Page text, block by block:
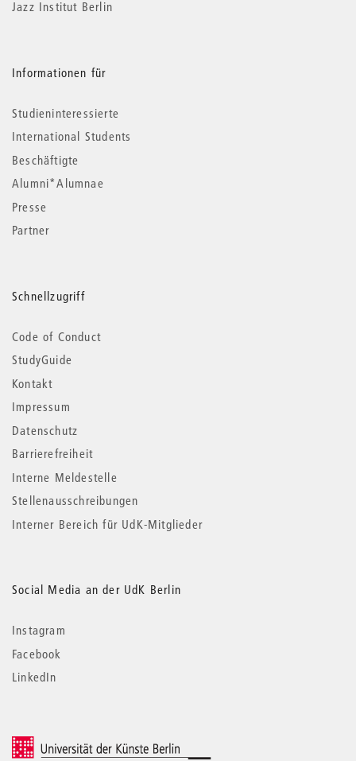
Jazz Institut Berlin
Informationen für
Studieninteressierte
International Students
Beschäftigte
Alumni*Alumnae
Presse
Partner
Schnellzugriff
Code of Conduct
StudyGuide
Kontakt
Impressum
Datenschutz
Barrierefreiheit
Interne Meldestelle
Stellenausschreibungen
Interner Bereich für UdK-Mitglieder
Social Media an der UdK Berlin
Instagram
Facebook
LinkedIn
© 2026 Universität der Künste Berlin